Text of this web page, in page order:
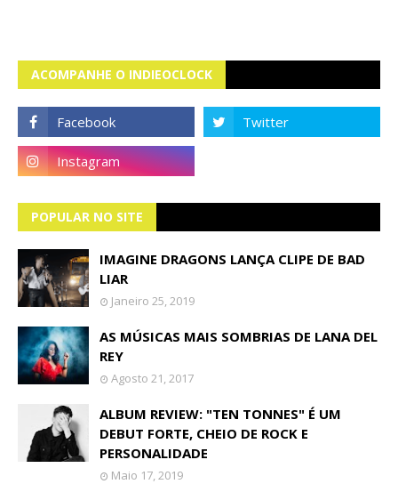
ACOMPANHE O INDIEOCLOCK
POPULAR NO SITE
IMAGINE DRAGONS LANÇA CLIPE DE BAD
LIAR
Janeiro 25, 2019
AS MÚSICAS MAIS SOMBRIAS DE LANA DEL
REY
Agosto 21, 2017
ALBUM REVIEW: "TEN TONNES" É UM
DEBUT FORTE, CHEIO DE ROCK E
PERSONALIDADE
Maio 17, 2019